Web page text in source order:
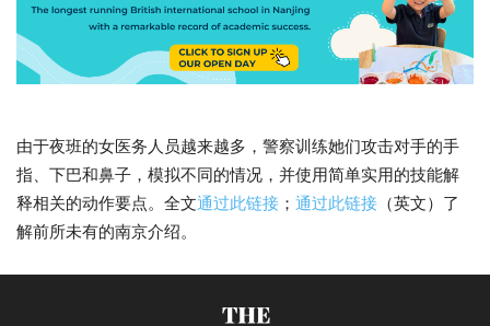
由于夜班的女医务人员越来越多，警察训练她们攻击对手的手
指、下巴和鼻子，模拟不同的情况，并使用简单实用的技能解
释相关的动作要点。全文通过此链接 ； 通过此链接 （英文）了
解前所未有的南京介绍。